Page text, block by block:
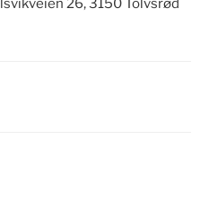
26, 3150 Tolvsrød